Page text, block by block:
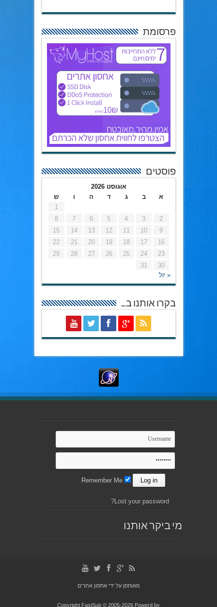
פרסומת
פוסטים
אוגוסט 2026
א
ב ג ד ה ו
ש
1
2
3
4
5
6
7
8
9
10
11
12
13
14
15
16
17
18
19
20
21
22
23
24
25
26
27
28
29
30
31
« יול
בקרו אותנו ב…
Lost your password?
מי ביקר אותנו
מאוחסן על ידיאחסון אתרים
Copyright FastSub © 2005-2026 Powerd by